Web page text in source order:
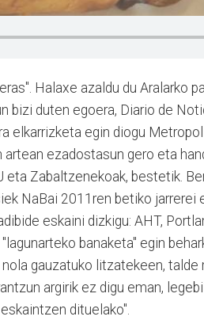
Halaxe azaldu du Aralarko
bizi duten egoera, Diario de
elkarrizketa egin diogu
ezadostasun gero eta
eta Zabaltzenekoak, bestetik.
NaBai 2011ren betiko
eskaini dizkigu: AHT,
banaketa" egin
gauzatuko litzatekeen,
argirik ez digu eman,
dituelako".